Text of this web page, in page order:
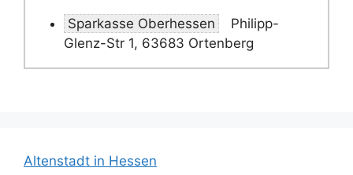
Sparkasse Oberhessen
Philipp-
Glenz-Str 1, 63683 Ortenberg
Altenstadt in Hessen